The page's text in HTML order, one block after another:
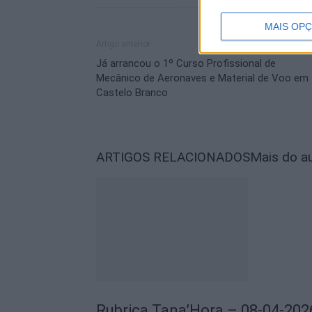
MAIS
Já arrancou o 1º Curso Profissional de
Mecânico de Aeronaves e Material de Voo em
Castelo Branco
ARTIGOS RELACIONADOSMais do